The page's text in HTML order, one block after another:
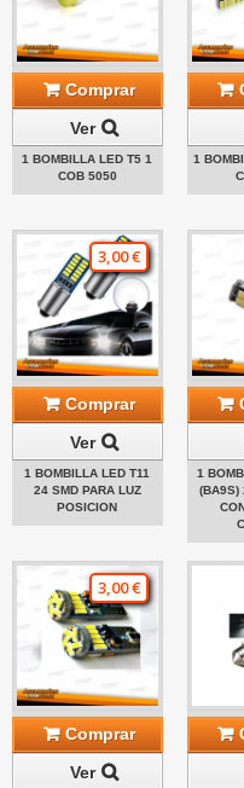
Comprar
Ver
1 BOMBILLA LED T5 1
COB 5050
1
3,00 €
Comprar
Ver
1 BOMBILLA LED T11
24 SMD PARA LUZ
POSICION
1
(BA9S)
3,00 €
Comprar
Ver